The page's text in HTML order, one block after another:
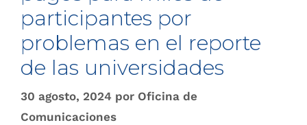
participantes por
problemas en el reporte
de las universidades
30 agosto, 2024 por Oficina de
Comunicaciones